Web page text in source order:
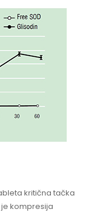
kritična tačka
kompresija